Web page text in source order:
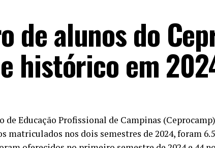
de alunos do
histórico em
de Educação Profissional de Campinas
matriculados nos dois semestres de 2024, foram